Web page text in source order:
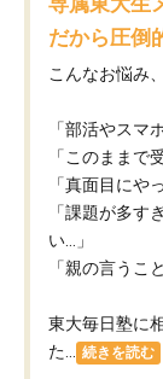
だから圧倒
こんなお悩み
「部活やスマ
「このままで
「真面目にや
「課題が多す
い…」
「親の言うこ
東大毎日塾に
た...
続きを読む